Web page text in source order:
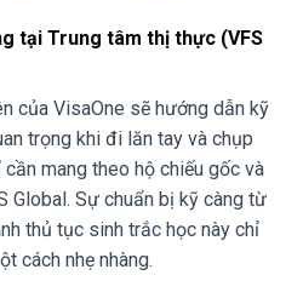
tại Trung tâm thị thực (VFS
của VisaOne sẽ hướng dẫn kỹ
trọng khi đi lăn tay và chụp
cần mang theo hộ chiếu gốc và
Global. Sự chuẩn bị kỹ càng từ
thủ tục sinh trắc học này chỉ
cách nhẹ nhàng.